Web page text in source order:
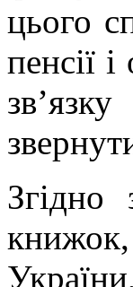
цього
пенсії
Згідно